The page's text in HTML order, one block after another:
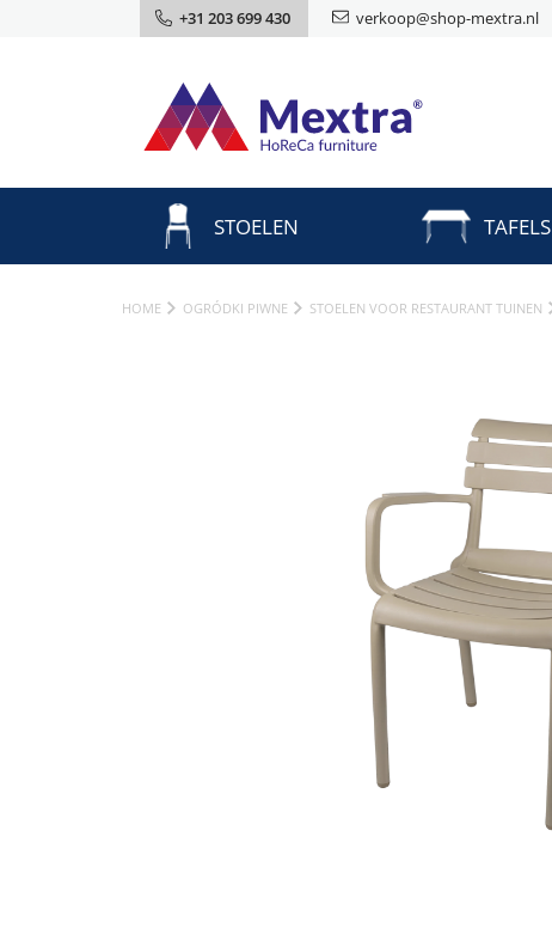
+31 203 699 430 verkoop@shop-mextra.nl
STOELEN TAFELS
HOME OGRÓDKI PIWNE STOELEN VOOR RESTAURANT TUINEN